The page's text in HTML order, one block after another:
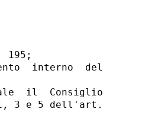
195;
interno  del
il  Consiglio
1, 3 e 5 dell'art.